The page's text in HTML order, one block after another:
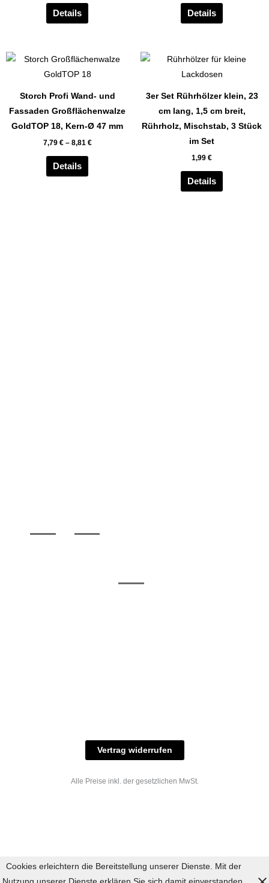
Details
können
der
Produktseite
werden
Details
können
der
werden
Storch Profi Wand- und
Fassaden Großflächenwalze
GoldTOP 18, Kern-Ø 47 mm
7,79 €– 8,81 €
Details
Dieses
Produkt
können
3er Set Rührhölzer klein, 23
cm lang, 1,5 cm breit,
Rührholz, Mischstab, 3 Stück
im Set
1,99 €
Details
RechtlichesInformationen
Versand
Vertrag widerrufen
Alle Preise inkl. der gesetzlichen MwSt.
Cookies erleichtern die Bereitstellung unserer Dienste. Mit der